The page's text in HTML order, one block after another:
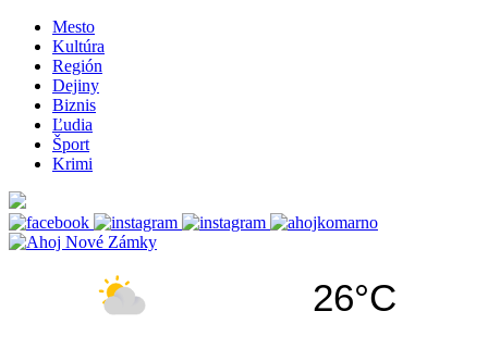
Mesto
Kultúra
Región
Dejiny
Biznis
Ľudia
Šport
Krimi
26°C